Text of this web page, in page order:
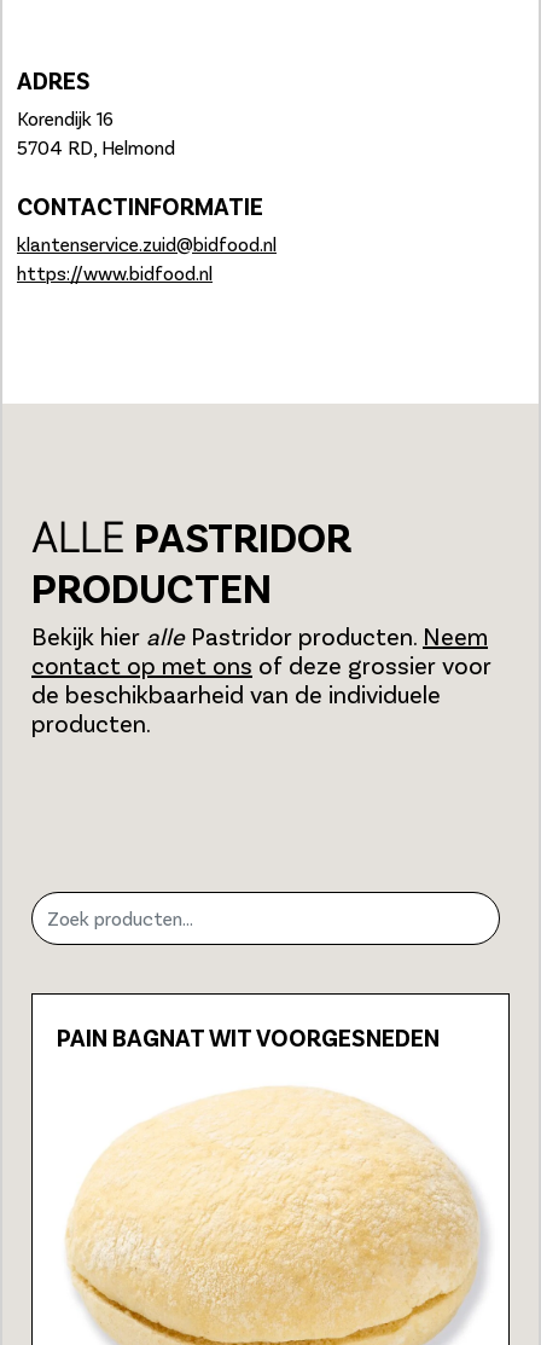
ADRES
Korendijk 16
5704 RD, Helmond
CONTACTINFORMATIE
klantenservice.zuid@bidfood.nl
https://www.bidfood.nl
ALLE PASTRIDOR
PRODUCTEN
Bekijk hier alle Pastridor producten. Neem
contact op met ons of deze grossier voor
de beschikbaarheid van de individuele
producten.
PAIN BAGNAT WIT VOORGESNEDEN